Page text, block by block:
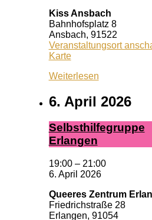
Kiss Ansbach
Bahnhofsplatz 8
Ansbach, 91522
Veranstaltungsort
KarteKiss
Weiterlesen
6. April 2026
Selbst­hil­fe­grup­pe
Er­lan­gen
19:00 – 21:00
6. April 2026
Queeres Zentrum
Friedrichstraße 28
Erlangen, 91054